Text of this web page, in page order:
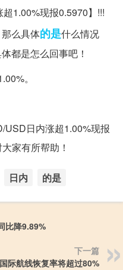
超1.00%现报0.5970】!!!
么具体的是什么情况
都是怎么回事吧！
。
USD日内涨超1.00%现报
家有所帮助！
日内 的是
比降9.89%
下一篇
际航线恢复率将超过80%